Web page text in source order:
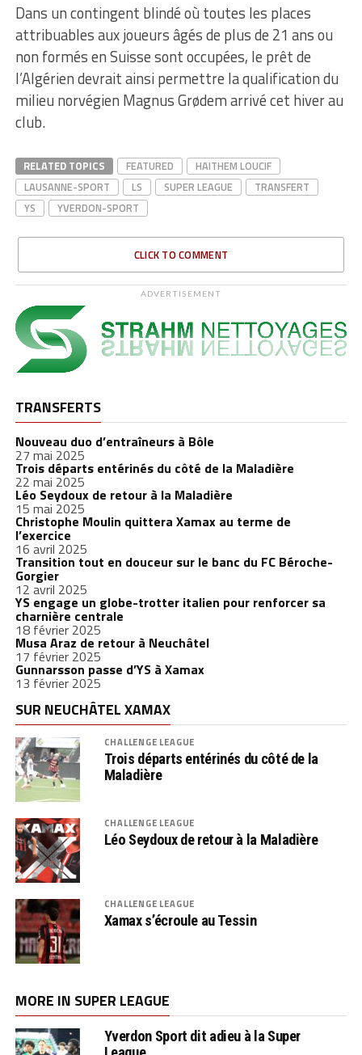
Dans un contingent blindé où toutes les places
attribuables aux joueurs âgés de plus de 21 ans ou
non formés en Suisse sont occupées, le prêt de
l’Algérien devrait ainsi permettre la qualification du
milieu norvégien Magnus Grødem arrivé cet hiver au
club.
RELATED TOPICS FEATURED
HAITHEM LOUCIF
LAUSANNE-SPORT
LS SUPER LEAGUE
TRANSFERT
YS
YVERDON-SPORT
CLICK TO COMMENT
ADVERTISEMENT
TRANSFERTS
Nouveau duo d’entraîneurs à Bôle
27 mai 2025
Trois départs entérinés du côté de la Maladière
22 mai 2025
Léo Seydoux de retour à la Maladière
15 mai 2025
Christophe Moulin quittera Xamax au terme de
l’exercice
16 avril 2025
Transition tout en douceur sur le banc du FC Béroche-
Gorgier
12 avril 2025
YS engage un globe-trotter italien pour renforcer sa
charnière centrale
18 février 2025
Musa Araz de retour à Neuchâtel
17 février 2025
Gunnarsson passe d’YS à Xamax
13 février 2025
SUR NEUCHÂTEL XAMAX
CHALLENGE LEAGUE
Trois départs entérinés du côté de la
Maladière
CHALLENGE LEAGUE
Léo Seydoux de retour à la Maladière
CHALLENGE LEAGUE
Xamax s’écroule au Tessin
MORE IN SUPER LEAGUE
Yverdon Sport dit adieu à la Super